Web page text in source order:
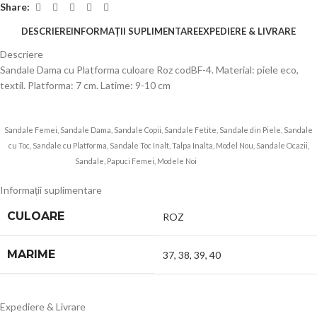
Share:
DESCRIEREINFORMAȚII SUPLIMENTAREEXPEDIERE & LIVRARE
Descriere
Sandale Dama cu Platforma culoare Roz codBF-4. Material: piele eco,
textil. Platforma: 7 cm. Latime: 9-10 cm
Sandale Femei, Sandale Dama, Sandale Copii, Sandale Fetite, Sandale din Piele, Sandale
cu Toc, Sandale cu Platforma, Sandale Toc Inalt, Talpa Inalta, Model Nou, Sandale Ocazii,
Sandale, Papuci Femei, Modele Noi
Informații suplimentare
CULOARE ROZ
MARIME 37, 38, 39, 40
Expediere & Livrare